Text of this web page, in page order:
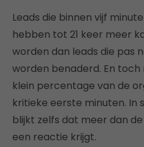
Leads die binnen vijf
hebben tot 21 keer meer
worden dan leads die pas
worden benaderd. En
klein percentage van de
kritieke eerste minuten. In
blijkt zelfs dat meer dan
een reactie krijgt.